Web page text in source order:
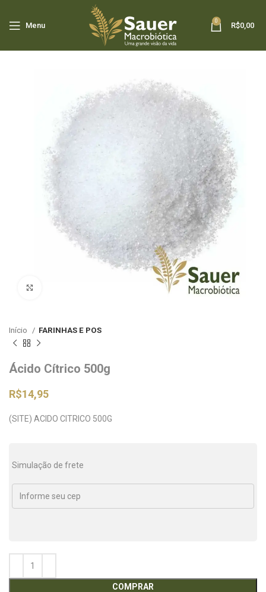
Menu
0
R$0,00
Início FARINHAS E POS
Ácido Cítrico 500g
R$14,95
(SITE) ACIDO CITRICO 500G
Simulação de frete
COMPRAR